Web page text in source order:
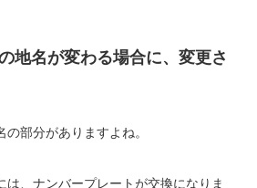
地名が変わる場合に、変更さ
部分がありますよね。
は、ナンバープレートが交換になりま